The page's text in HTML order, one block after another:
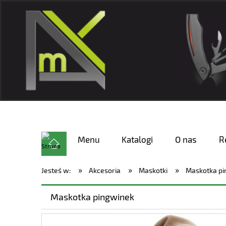
Menu Katalogi O nas
Jesteś w: » Akcesoria » Maskotki » Maskotka
Maskotka pingwinek